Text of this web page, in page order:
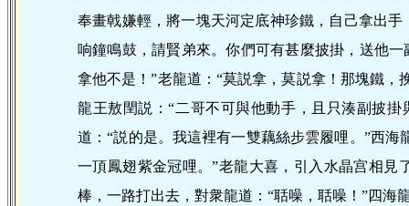
奉畫戟嫌輕，將一塊天河定底神珍鐵，自己拿出
响鐘鳴鼓，請賢弟來。你們可有甚麼披掛，送他
拿他不是！”老龍道：“莫説拿，莫説拿！那塊鐵
龍王敖閏説：“二哥不可與他動手，且只湊副披
道：“説的是。我這裡有一雙藕絲步雲履哩。”西
一頂鳳翅紫金冠哩。”老龍大喜，引入水晶宫相
棒，一路打出去，對衆龍道：“聒噪，聒噪！”四海